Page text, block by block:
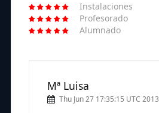
Instalaciones
Profesorado
Alumnado
Mª Luisa
Thu Jun 27 17:35:15 UTC 2013